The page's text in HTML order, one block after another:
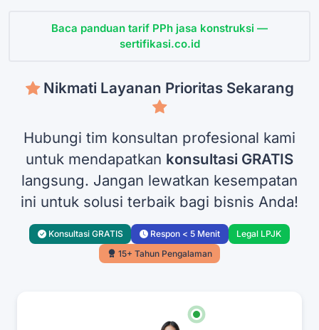
Baca panduan tarif PPh jasa konstruksi —
sertifikasi.co.id
Nikmati Layanan Prioritas Sekarang
Hubungi tim konsultan profesional kami
untuk mendapatkan konsultasi GRATIS
langsung. Jangan lewatkan kesempatan
ini untuk solusi terbaik bagi bisnis Anda!
Konsultasi GRATIS Respon < 5 Menit
Legal LPJK
15+ Tahun Pengalaman